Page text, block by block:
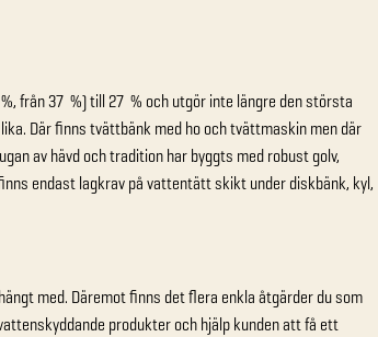
från 37 %) till 27 % och utgör inte längre den största
Där finns tvättbänk med ho och tvättmaskin men där
av hävd och tradition har byggts med robust golv,
endast lagkrav på vattentätt skikt under diskbänk, kyl,
med. Däremot finns det flera enkla åtgärder du som
produkter och hjälp kunden att få ett